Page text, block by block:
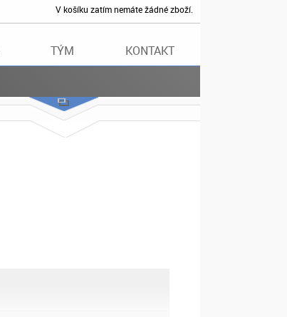
V košíku zatím nemáte žádné zboží.
TÝM KONTAKT